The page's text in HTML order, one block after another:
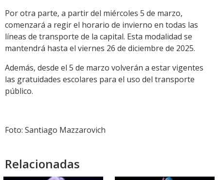
Por otra parte, a partir del miércoles 5 de marzo,
comenzará a regir el horario de invierno en todas las
líneas de transporte de la capital. Esta modalidad se
mantendrá hasta el viernes 26 de diciembre de 2025.
Además, desde el 5 de marzo volverán a estar vigentes
las gratuidades escolares para el uso del transporte
público.
Foto: Santiago Mazzarovich
Relacionadas